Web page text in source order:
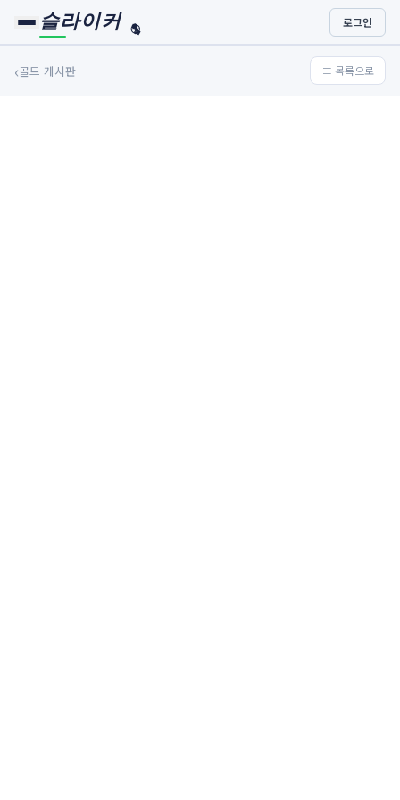
슬라이커 🏀
⚾ 로그인
‹골드 게시판 ≡ 목록으로